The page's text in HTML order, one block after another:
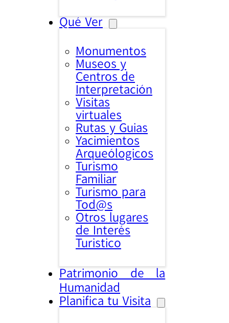
Qué Ver
Monumentos
Museos y
Centros de
Interpretación
Visitas
virtuales
Rutas y Guias
Yacimientos
Arqueólogicos
Turismo
Familiar
Turismo para
Tod@s
Otros lugares
de Interés
Turistico
Patrimonio de la
Humanidad
Planifica tu Visita